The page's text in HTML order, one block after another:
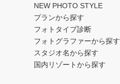
NEW PHOTO STYLE
プランから探す
フォトタイプ診断
フォトグラファーから探す
スタジオ名から探す
国内リゾートから探す